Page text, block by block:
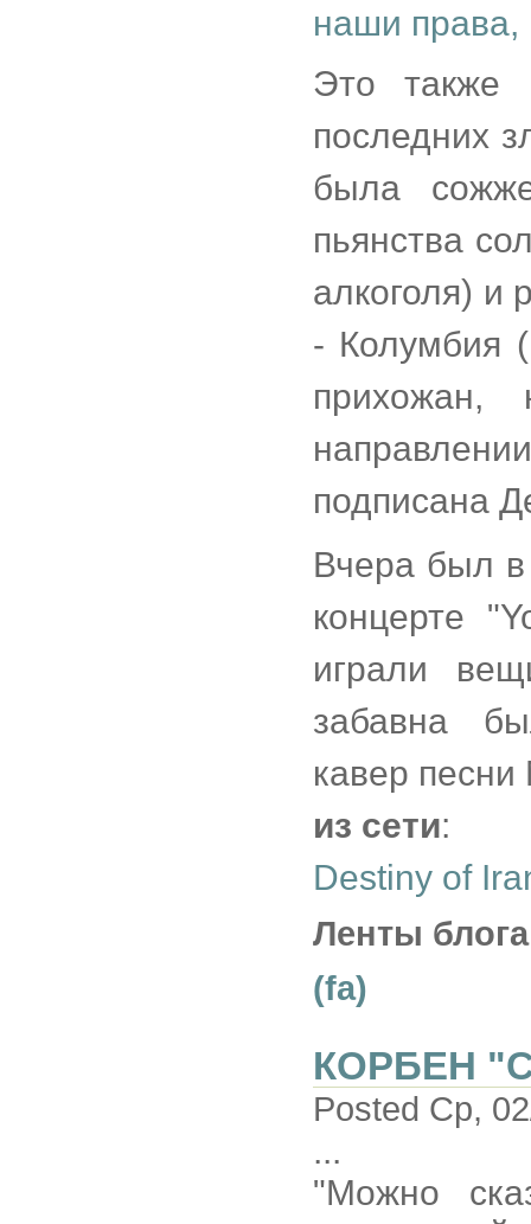
наши права,
Это также
последних
была
пьянства
алкоголя)
- Колумбия
прихожан,
подписана
Вчера был
концерте
играли
забавна
кавер
из сети:
Destiny of
Ленты
(fa)
КОРБЕН
Posted Ср,
...
"Можно